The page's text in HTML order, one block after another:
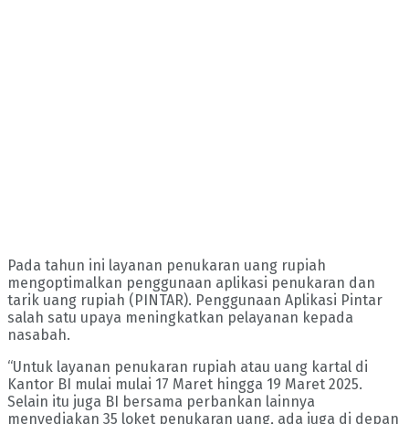
Pada tahun ini layanan penukaran uang rupiah
mengoptimalkan penggunaan aplikasi penukaran dan
tarik uang rupiah (PINTAR). Penggunaan Aplikasi Pintar
salah satu upaya meningkatkan pelayanan kepada
nasabah.
“Untuk layanan penukaran rupiah atau uang kartal di
Kantor BI mulai mulai 17 Maret hingga 19 Maret 2025.
Selain itu juga BI bersama perbankan lainnya
menyediakan 35 loket penukaran uang, ada juga di depan